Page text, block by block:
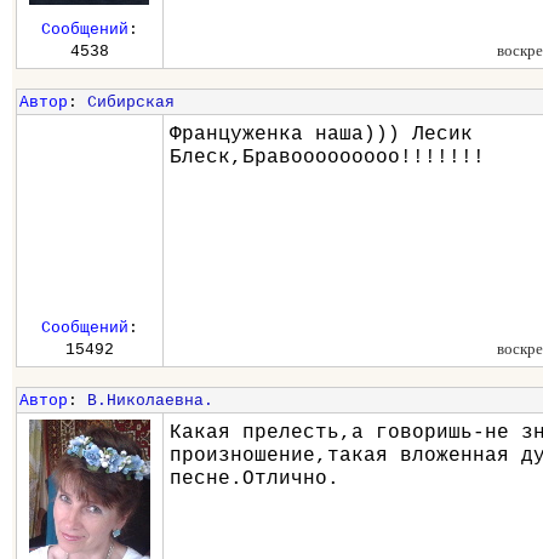
Сообщений :
4538
Автор : Сибирская
Француженка наша))) Лесик
Блеск,Бравооооооооо!!!!!!!
Сообщений :
15492
Автор : В.Николаевна.
Какая прелесть,а говоришь-не
произношение,такая вложенная
песне.Отлично.